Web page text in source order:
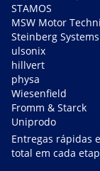
STAMOS
MSW Motor
Steinberg Systems
ulsonix
hillvert
physa
Wiesenfield
Fromm & Starck
Uniprodo
Entregas rápidas
total em cada